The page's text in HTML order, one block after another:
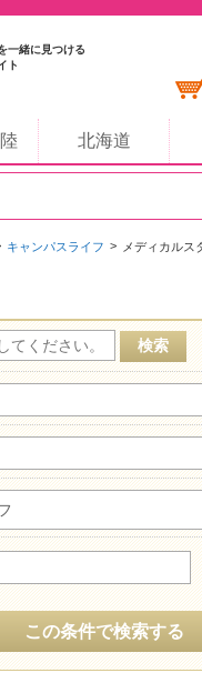
一緒に見つける
ト
北海道
キャンパスライフ メディカルス
この条件で検索する